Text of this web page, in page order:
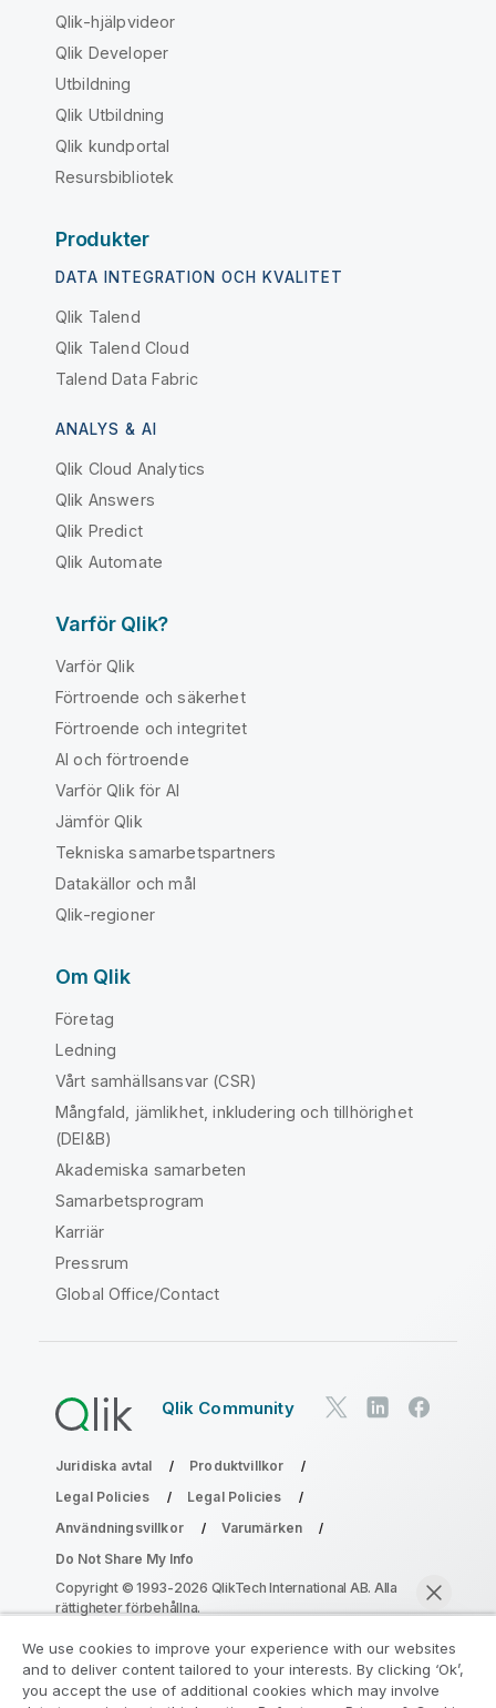
Qlik-hjälpvideor
Qlik Developer
Utbildning
Qlik Utbildning
Qlik kundportal
Resursbibliotek
Produkter
DATA INTEGRATION OCH KVALITET
Qlik Talend
Qlik Talend Cloud
Talend Data Fabric
ANALYS & AI
Qlik Cloud Analytics
Qlik Answers
Qlik Predict
Qlik Automate
Varför Qlik?
Varför Qlik
Förtroende och säkerhet
Förtroende och integritet
AI och förtroende
Varför Qlik för AI
Jämför Qlik
Tekniska samarbetspartners
Datakällor och mål
Qlik-regioner
Om Qlik
Företag
Ledning
Vårt samhällsansvar (CSR)
Mångfald, jämlikhet, inkludering och tillhörighet
(DEI&B)
Akademiska samarbeten
Samarbetsprogram
Karriär
Pressrum
Global Office/Contact
Qlik Community
Juridiska avtal
Produktvillkor
Legal Policies
Legal Policies
Användningsvillkor
Varumärken
Do Not Share My Info
Copyright © 1993-2026 QlikTech International AB. Alla
rättigheter förbehållna.
Gå med i programmet Analytics
We use cookies to improve your experience with our websites
and to deliver content tailored to your interests. By clicking ‘Ok’,
you accept the use of additional cookies which may involve